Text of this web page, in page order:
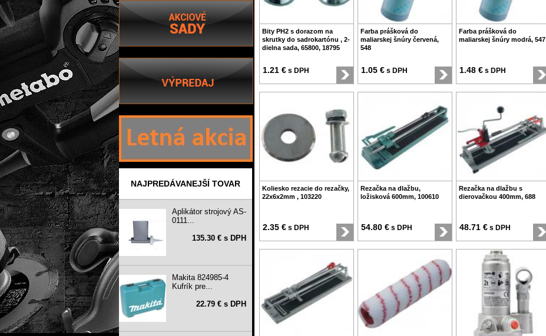
NAJPREDÁVANEJŠÍ TOVAR
Aplikátor strojový AS-
0111...
135.30 € s DPH
Makita 824985-4
Kufrík pre...
22.79 € s DPH
Bity PH2 s dorazom na
skrutky do sadrokartónu , 2-
dielna sada, 65800, 18795
1.21 € s DPH
Farba prášková do
maliarskej šnúry červená,
548
1.05 € s DPH
Farba prášková do
maliarskej šnúry modrá, 547
1.48 € s DPH
Koliesko rezacie do rezačky,
22x6x2mm , 103220
2.35 € s DPH
Rezačka na dlažbu,
ložisková 600mm, 100610
54.80 € s DPH
Rezačka na dlažbu s
dierovačkou 400mm, 688
48.71 € s DPH